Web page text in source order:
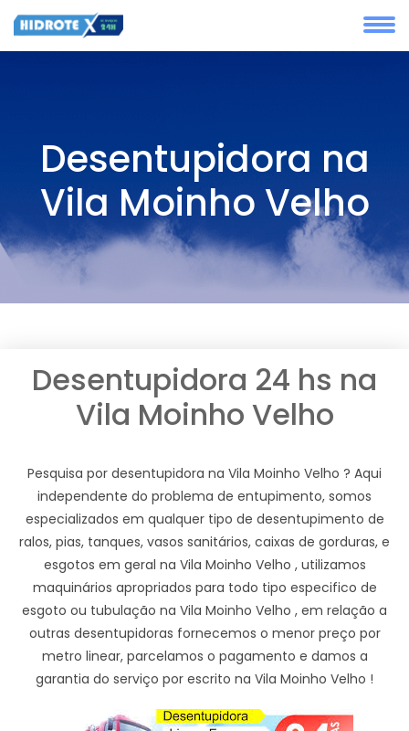
Desentupidora na
Vila Moinho Velho
Desentupidora 24 hs na
Vila Moinho Velho
Pesquisa por desentupidora na Vila Moinho Velho ? Aqui
independente do problema de entupimento, somos
especializados em qualquer tipo de desentupimento de
ralos, pias, tanques, vasos sanitários, caixas de gorduras, e
esgotos em geral na Vila Moinho Velho , utilizamos
maquinários apropriados para todo tipo especifico de
esgoto ou tubulação na Vila Moinho Velho , em relação a
outras desentupidoras fornecemos o menor preço por
metro linear, parcelamos o pagamento e damos a
garantia do serviço por escrito na Vila Moinho Velho !